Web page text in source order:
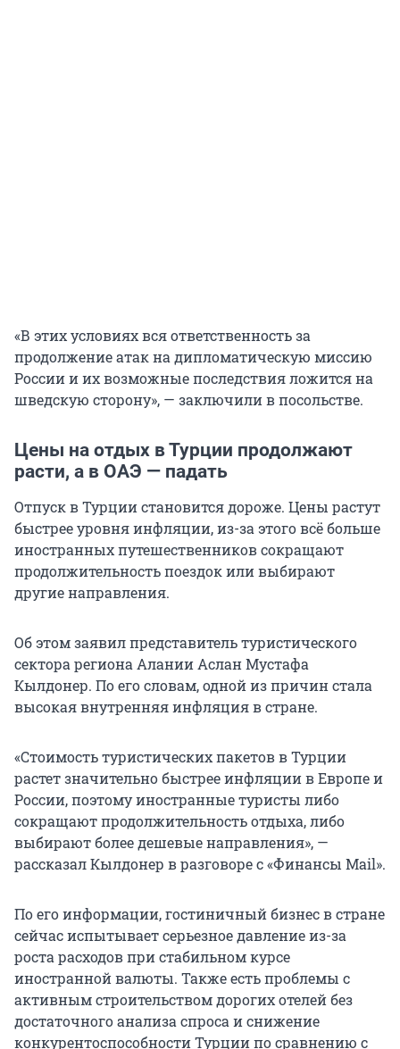
«В этих условиях вся ответственность за
продолжение атак на дипломатическую миссию
России и их возможные последствия ложится на
шведскую сторону», — заключили в посольстве.
Цены на отдых в Турции продолжают
расти, а в ОАЭ — падать
Отпуск в Турции становится дороже. Цены растут
быстрее уровня инфляции, из-за этого всё больше
иностранных путешественников сокращают
продолжительность поездок или выбирают
другие направления.
Об этом заявил представитель туристического
сектора региона Алании Аслан Мустафа
Кылдонер. По его словам, одной из причин стала
высокая внутренняя инфляция в стране.
«Стоимость туристических пакетов в Турции
растет значительно быстрее инфляции в Европе и
России, поэтому иностранные туристы либо
сокращают продолжительность отдыха, либо
выбирают более дешевые направления», —
рассказал Кылдонер в разговоре с «Финансы Mail».
По его информации, гостиничный бизнес в стране
сейчас испытывает серьезное давление из-за
роста расходов при стабильном курсе
иностранной валюты. Также есть проблемы с
активным строительством дорогих отелей без
достаточного анализа спроса и снижение
конкурентоспособности Турции по сравнению с